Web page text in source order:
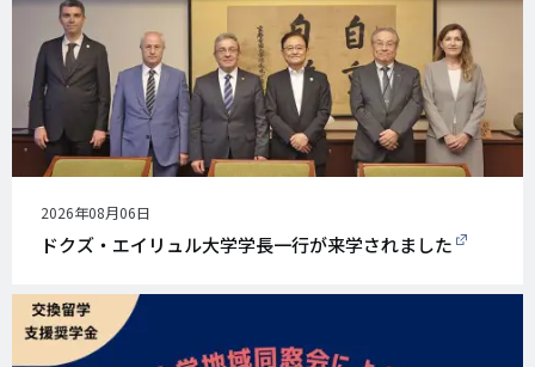
公
開
日
2026年08月06日
ドクズ・エイリュル大学学長一行が来学されました